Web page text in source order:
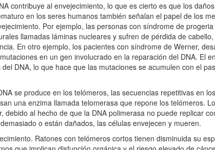
contribuye al envejecimiento, lo que es cierto es que los
en los seres humanos también señalan el papel de los
Por ejemplo, las personas con síndrome de
llamadas láminas nucleares y sufren de pérdida de
En otro ejemplo, los pacientes con síndrome de Werner,
en un gen involucrado en la reparación del DNA. El
DNA, lo que hace que las mutaciones se acumulen con el
se produce en los telómeros, las secuencias repetitivas en
una enzima llamada telomerasa que repone los telómeros.
debido al hecho de que la DNA polimerasa no puede replicar
o están dañados, las células envejecen y mueren.
Ratones con telómeros cortos tienen disminuida su